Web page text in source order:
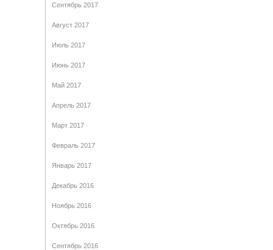
Сентябрь 2017
Август 2017
Июль 2017
Июнь 2017
Май 2017
Апрель 2017
Март 2017
Февраль 2017
Январь 2017
Декабрь 2016
Ноябрь 2016
Октябрь 2016
Сентябрь 2016